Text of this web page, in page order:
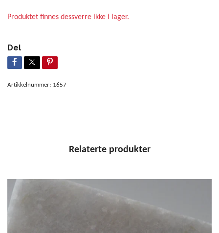
Produktet finnes dessverre ikke i lager.
Del
Artikkelnummer: 1657